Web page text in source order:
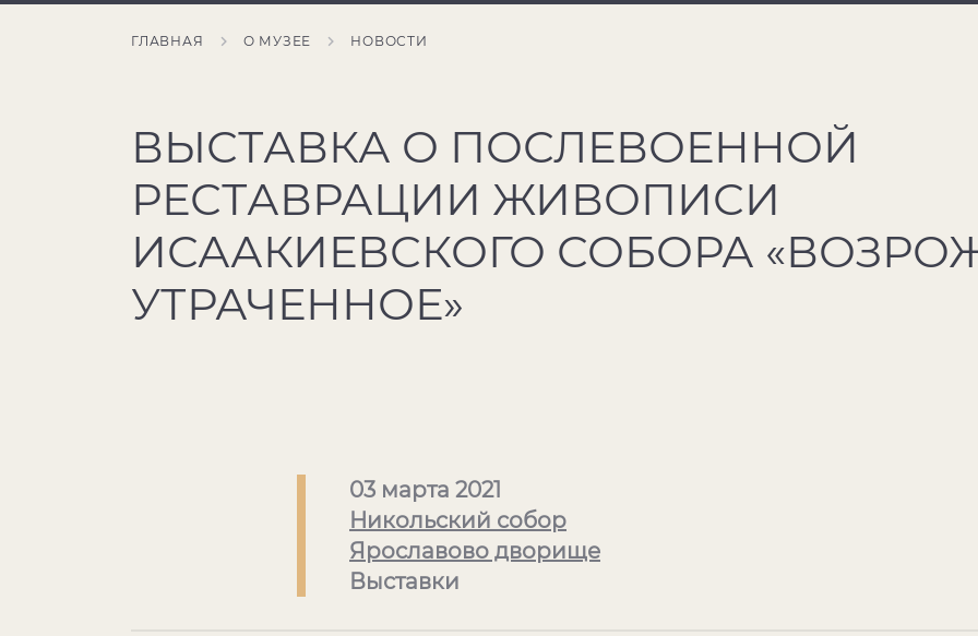
ГЛАВНАЯ О МУЗЕЕ НОВОСТИ
ВЫСТАВКА О ПОСЛЕВОЕННОЙ
РЕСТАВРАЦИИ ЖИВОПИСИ
ИСААКИЕВСКОГО СОБОРА
УТРАЧЕННОЕ»
03 марта 2021
Никольский собор
Ярославово дворище
Выставки